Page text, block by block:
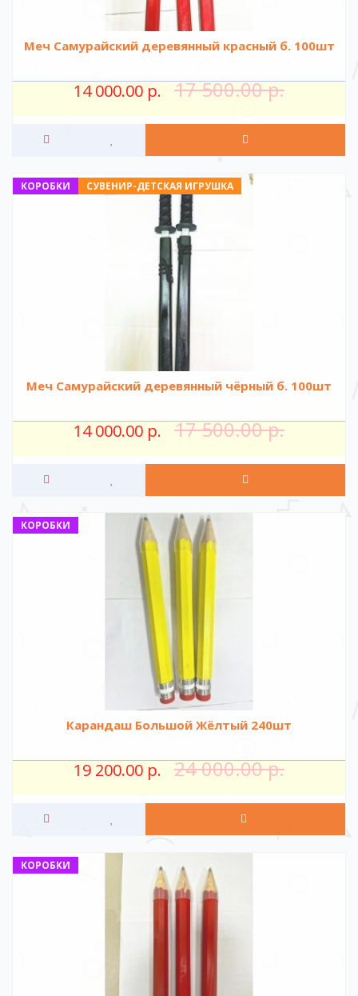
Меч Самурайский деревянный красный б. 100шт
14 000.00 р. 17 500.00 р.
СУВЕНИР-ДЕТСКАЯ ИГРУШКА
КОРОБКИ
Меч Самурайский деревянный чёрный б. 100шт
14 000.00 р. 17 500.00 р.
КОРОБКИ
Карандаш Большой Жёлтый 240шт
19 200.00 р. 24 000.00 р.
КОРОБКИ